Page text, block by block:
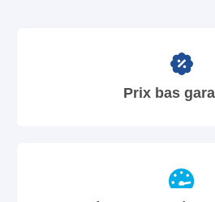
Prix bas